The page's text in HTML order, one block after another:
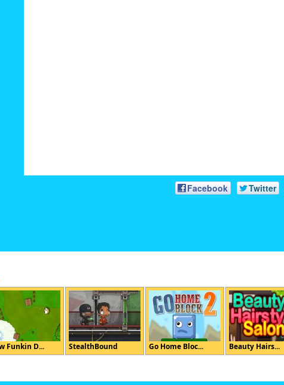
Facebook Twitter
Funkin D... StealthBound Go Home Bloc... Beauty Hairs...